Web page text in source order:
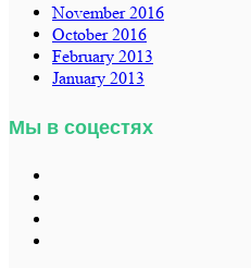
November 2016
October 2016
February 2013
January 2013
Мы в соцестях